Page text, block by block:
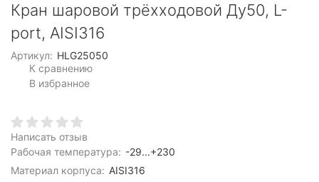
Кран шаровой трёхходовой Ду50, L-
port, AISI316
Артикул: HLG25050
К сравнению
В избранное
Написать отзыв
Рабочая температура: -29...+230
Материал корпуса: AISI316